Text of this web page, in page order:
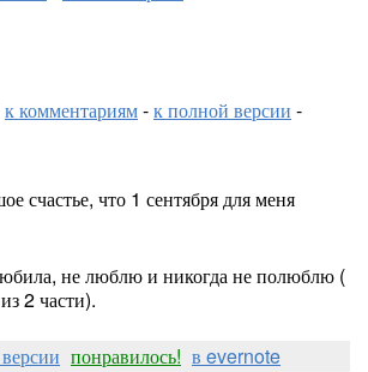
к комментариям-к полной версии -
счастье, что 1 сентября для меня
не люблю и никогда не полюблю (
2 части).
понравилось! в evernote